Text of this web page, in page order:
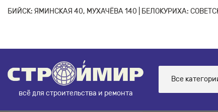
БИЙСК: ЯМИНСКАЯ 40, МУХАЧЁВА 140 | БЕЛОКУРИХА:
всё для строительства и ремонта
Все